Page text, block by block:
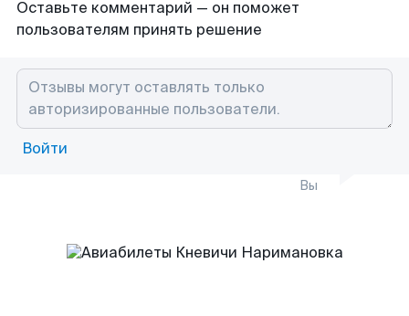
Оставьте комментарий — он поможет
пользователям принять решение
Войти
Вы